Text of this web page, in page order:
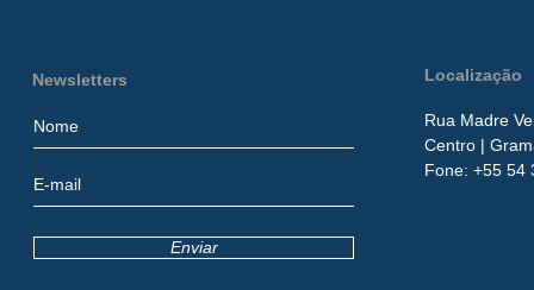
Enviar
Newsletters Localização
Rua Madre
Centro |
​Fone: +55 54